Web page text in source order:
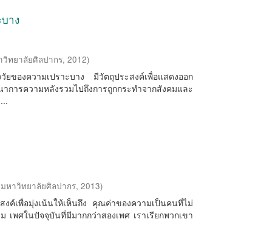
าง
วิทยาลัยศิลปากร,2012)
องความเปราะบาง มีวัตถุประสงค์เพื่อแสดงออก
วามหลังรวมไปถึงการถูกกระทำจากสังคมและ
มหาวิทยาลัยศิลปากร,2013)
ค์เพื่อมุ่งเน้นให้เห็นถึง คุณค่าของความเป็นคนที่ไม่
พศในปัจจุบันที่มีมากกว่าสองเพศ เราเรียกพวกเขา